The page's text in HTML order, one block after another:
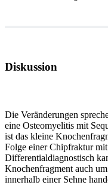
Diskussion
Die Veränderungen
eine Osteomyelitis mit
ist das kleine
Folge einer Chipfraktur
Differentialdiagnostisch
Knochenfragment auch
innerhalb einer Sehne